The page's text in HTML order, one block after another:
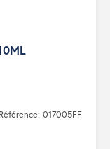
Référence: 017005FF